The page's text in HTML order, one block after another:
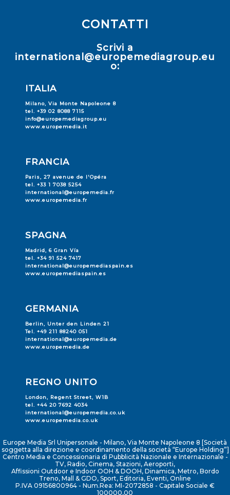
CONTATTI
Scrivi a
international@europemediagroup.eu
o:
ITALIA
Milano, Via Monte Napoleone 8
tel. +39 02 8088 7115
info@europemediagroup.eu
www.europemedia.it
FRANCIA
Paris, 27 avenue de l'Opéra
tel. +33 1 7038 5254
international@europemedia.fr
www.europemedia.fr
SPAGNA
Madrid, 6 Gran Vía
tel. +34 91 524 7417
international@europemediaspain.es
www.europemediaspain.es
GERMANIA
Berlin, Unter den Linden 21
Tel. +49 211 88240 051
international@europemedia.de
www.europemedia.de
REGNO UNITO
London, Regent Street, W1B
tel. +44 20 7692 4034
international@europemedia.co.uk
www.europemedia.co.uk
Europe Media Srl Unipersonale - Milano, Via Monte Napoleone 8 [Società
soggetta alla direzione e coordinamento della società “Europe Holding”]
Centro Media e Concessionaria di Pubblicità Nazionale e Internazionale -
TV, Radio, Cinema, Stazioni, Aeroporti,
Affissioni Outdoor e Indoor OOH & DOOH, Dinamica, Metro, Bordo
Treno, Mall & GDO, Sport, Editoria, Eventi, Online
P.IVA 09156800964 - Num.Rea: MI-2072858 - Capitale Sociale €
100000,00